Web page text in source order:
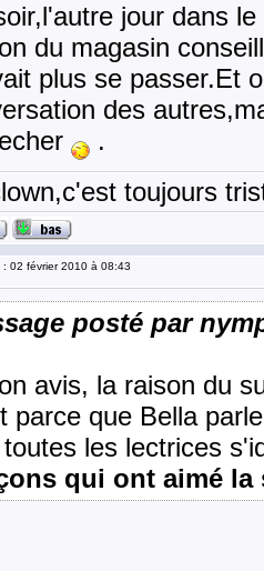
jour dans
du magasin
plus se passer.Et
des
.
toujours
: 02 février 2010 à 08:43
posté par
avis, la raison du
parce que Bella
toutes les lectrices
qui ont aimé la